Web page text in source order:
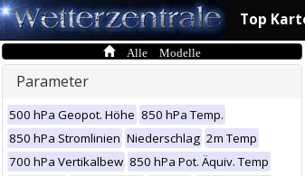
Top
Alle Modelle
Parameter
500 hPa Geopot. Höhe 850 hPa Temp.
850 hPa Stromlinien Niederschlag 2m Temp
700 hPa Vertikalbew 850 hPa Pot. Äquiv. Temp